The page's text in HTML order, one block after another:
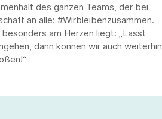
des ganzen Teams, der bei
an alle: #Wirbleibenzusammen.
am Herzen liegt: „Lasst
dann können wir auch weiterhin